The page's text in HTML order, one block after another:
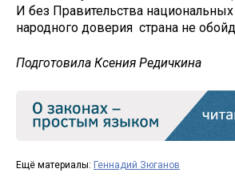
И без Правительства
народного доверия страна не
Подготовила Ксения Редичкина
Ещё материалы: Геннадий Зюганов